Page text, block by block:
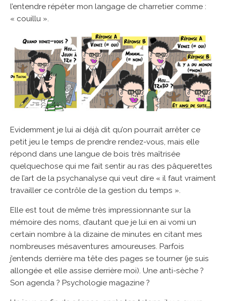
l’entendre répéter mon langage de charretier comme :
« couillu ».
Evidemment je lui ai déjà dit qu’on pourrait arrêter ce
petit jeu le temps de prendre rendez-vous, mais elle
répond dans une langue de bois très maîtrisée
quelquechose qui me fait sentir au ras des pâquerettes
de l’art de la psychanalyse qui veut dire « il faut vraiment
travailler ce contrôle de la gestion du temps ».
Elle est tout de même très impressionnante sur la
mémoire des noms, d’autant que je lui en ai vomi un
certain nombre à la dizaine de minutes en citant mes
nombreuses mésaventures amoureuses. Parfois
j’entends derrière ma tête des pages se tourner (je suis
allongée et elle assise derrière moi). Une anti-sèche ?
Son agenda ? Psychologie magazine ?